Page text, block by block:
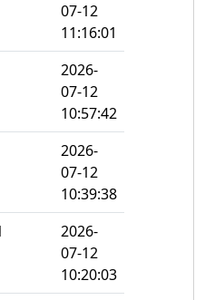
07-12
11:16:01
2026-
07-12
10:57:42
2026-
07-12
10:39:38
2026-
07-12
10:20:03